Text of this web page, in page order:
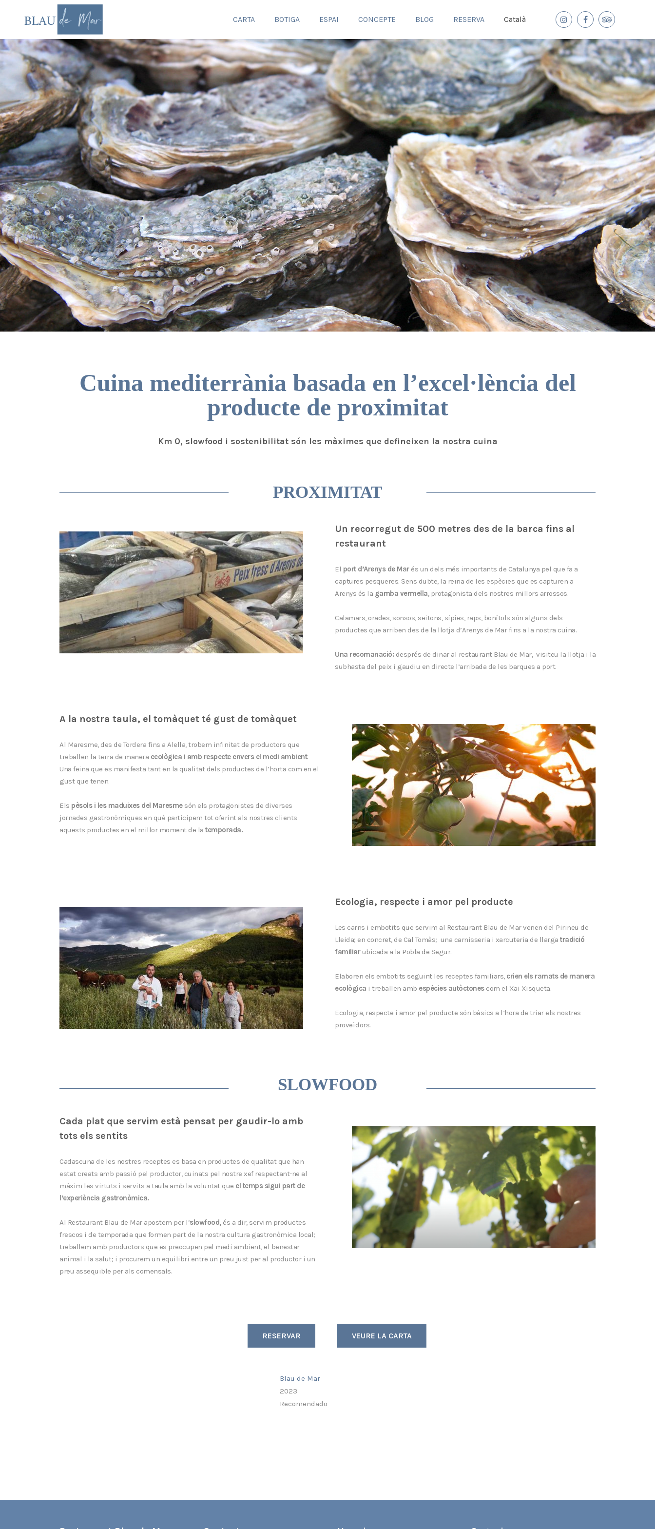
CARTA BOTIGA ESPAI CONCEPTE BLOG RESERVA Català
Cuina mediterrània basada en l’excel·lència del
producte de proximitat
Km 0, slowfood i sostenibilitat són les màximes que defineixen la nostra cuina
PROXIMITAT
Un recorregut de 500 metres des de la barca fins al
restaurant
El port d’Arenys de Marés un dels més importants de Catalunya pel que fa a
captures pesqueres. Sens dubte, la reina de les espècies que es capturen a
Arenys és la gamba vermella, protagonista dels nostres millors arrossos.
Calamars, orades, sonsos, seitons, sípies, raps, bonítols són alguns dels
productes que arriben des de la llotja d’Arenys de Mar fins a la nostra cuina.
Una recomanació: després de dinar al restaurant Blau de Mar, visiteu la llotja i la
subhasta del peix i gaudiu en directe l’arribada de les barques a port.
A la nostra taula, el tomàquet té gust de tomàquet
Al Maresme, des de Tordera fins a Alella, trobem infinitat de productors que
treballen la terra de manera ecològica i amb respecte envers el medi ambient.
Una feina que es manifesta tant en la qualitat dels productes de l’horta com en el
gust que tenen.
Els pèsols i les maduixes del Maresmesón els protagonistes de diverses
jornades gastronòmiques en què participem tot oferint als nostres clients
aquests productes en el millor moment de la temporada.
Ecologia, respecte i amor pel producte
Les carns i embotits que servim al Restaurant Blau de Mar venen del Pirineu de
Lleida; en concret, de Cal Tomàs; una carnisseria i xarcuteria de llarga tradició
familiarubicada a la Pobla de Segur.
Elaboren els embotits seguint les receptes familiars, crien els ramats de manera
ecològica i treballen amb espècies autòctonescom el Xai Xisqueta.
Ecologia, respecte i amor pel producte són bàsics a l’hora de triar els nostres
proveïdors.
SLOWFOOD
Cada plat que servim està pensat per gaudir-lo amb
tots els sentits
Cadascuna de les nostres receptes es basa en productes de qualitat que han
estat creats amb passió pel productor, cuinats pel nostre xef respectant-ne al
màxim les virtuts i servits a taula amb la voluntat que el temps sigui part de
l’experiència gastronòmica.
Al Restaurant Blau de Mar apostem per l’slowfood,és a dir, servim productes
frescos i de temporada que formen part de la nostra cultura gastronòmica local;
treballem amb productors que es preocupen pel medi ambient, el benestar
animal i la salut; i procurem un equilibri entre un preu just per al productor i un
preu assequible per als comensals.
RESERVAR VEURE LA CARTA
Blau de Mar
2023
Recomendado